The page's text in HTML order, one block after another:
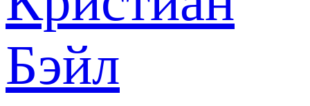
Бэйл